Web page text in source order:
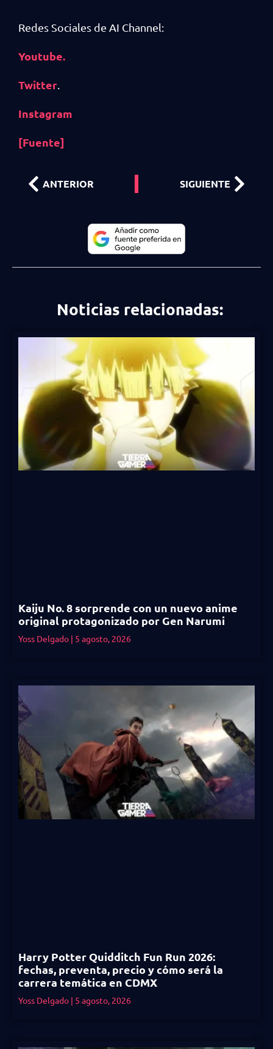
Redes Sociales de AI Channel:
Youtube.
Twitter
Instagram
[Fuente]
ANTERIOR SIGUIENTE
Noticias relacionadas:
Kaiju No. 8 sorprende con un nuevo anime
original protagonizado por Gen Narumi
Yoss Delgado 5 agosto, 2026
Harry Potter Quidditch Fun Run 2026:
fechas, preventa, precio y cómo será la
carrera temática en CDMX
Yoss Delgado 5 agosto, 2026